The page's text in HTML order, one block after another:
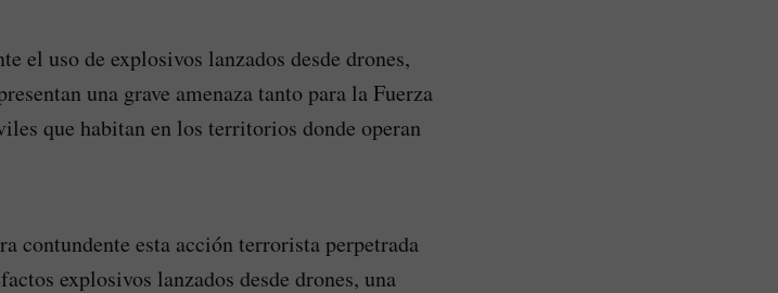
el uso de explosivos lanzados desde drones,
una grave amenaza tanto para la Fuerza
que habitan en los territorios donde operan
contundente esta acción terrorista perpetrada
explosivos lanzados desde drones, una